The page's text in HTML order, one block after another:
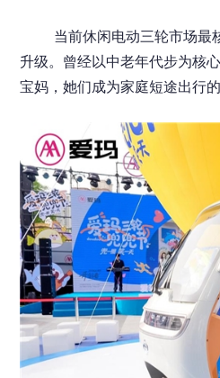
当前休闲电动三轮市场最
升级。曾经以中老年代步为核
宝妈，她们成为家庭短途出行